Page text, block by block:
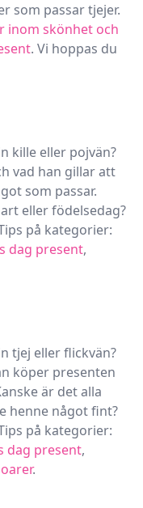
som passar tjejer.
inom skönhet och
. Vi hoppas du
kille eller pojvän?
vad han gillar att
som passar.
eller födelsedag?
på kategorier:
dag present,
tjej eller flickvän?
köper presenten
är det alla
henne något fint?
på kategorier:
dag present,
.